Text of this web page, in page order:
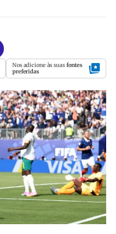
Nos adicione às suas fontes
preferidas